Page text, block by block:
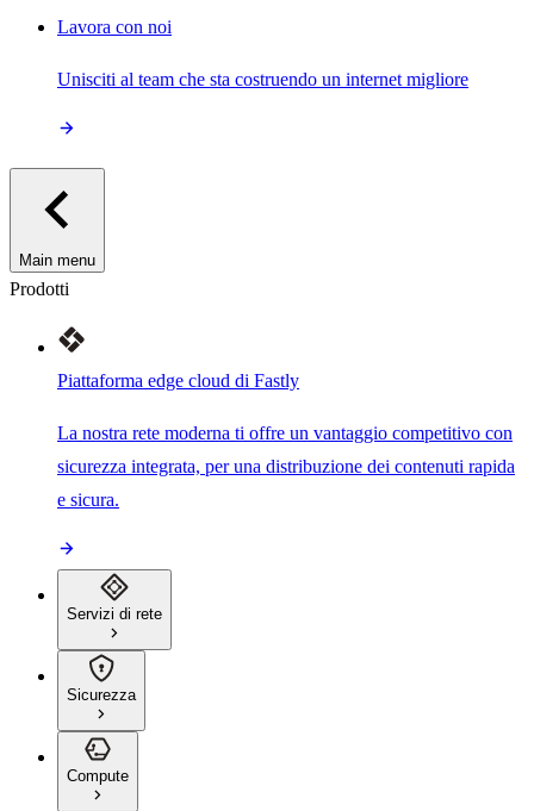
Lavora con noi
Unisciti al team che sta costruendo un internet migliore
Main menu
Prodotti
Piattaforma edge cloud di Fastly
La nostra rete moderna ti offre un vantaggio competitivo con
sicurezza integrata, per una distribuzione dei contenuti rapida
e sicura.
Servizi di rete
Sicurezza
Compute